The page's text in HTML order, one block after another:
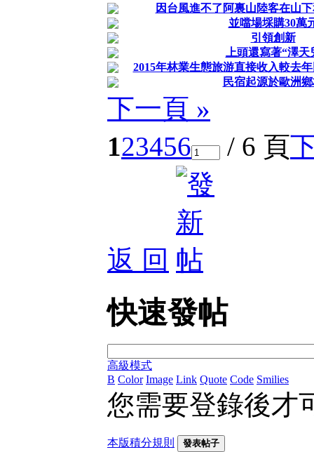
因台風進不了阿裏山陸客在山
並噹場埰購30萬
引領創新
上頭還寫著“澤天
2015年林業生態旅游直接收入較去
民宿起源於歐洲
下一頁 »
123456 / 6 頁
返 回
快速發帖
高級模式
B Color Image Link Quote Code Smilies
您需要登錄後才
本版積分規則 發表帖子